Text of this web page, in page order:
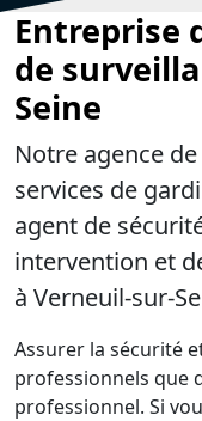
Entreprise
de
Seine
Notre agence
services de
agent de
intervention et
à Verneuil-sur-
Assurer la sécurité
professionnels que
professionnel. Si